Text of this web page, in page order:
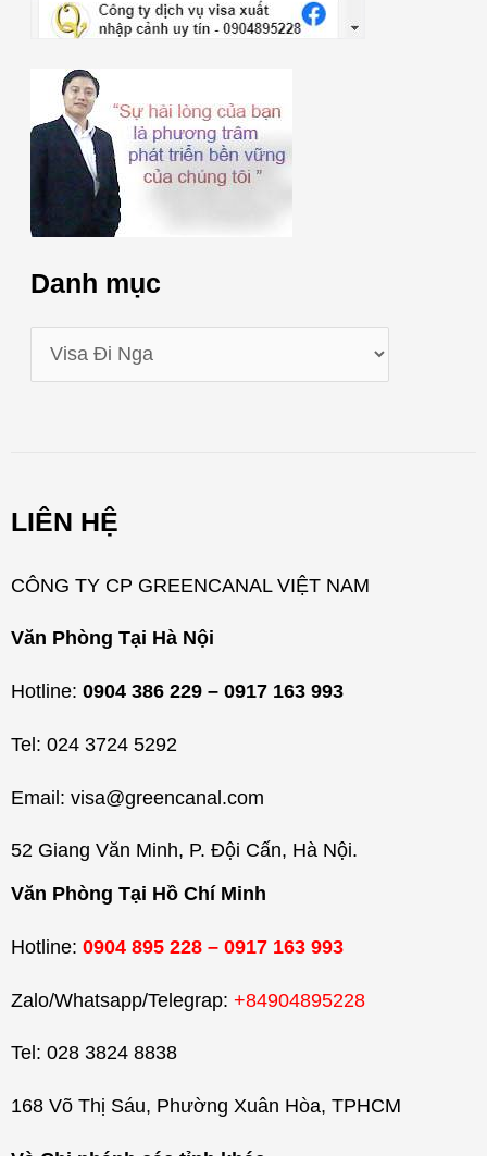
Danh mục
a
m
c
LIÊN HỆ
CÔNG TY CP GREENCANAL VIỆT NAM
Văn Phòng Tại Hà Nội
Hotline: 0904 386 229 – 0917 163 993
Tel: 024 3724 5292
Email: visa@greencanal.com
52 Giang Văn Minh, P. Đội Cấn, Hà Nội.
Văn Phòng Tại Hồ Chí Minh
Hotline: 0904 895 228 – 0917 163 993
Zalo/Whatsapp/Telegrap: +84904895228
Tel: 028 3824 8838
168 Võ Thị Sáu, Phường Xuân Hòa, TPHCM